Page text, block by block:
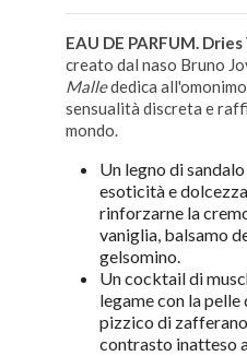
EAU DE PARFUM.
creato dal naso Bruno
Mallededica
sensualità discreta e
mondo.
Un legno di
esoticità e
rinforzarne la
vaniglia, balsamo
gelsomino.
Un cocktail di
legame con la pelle
pizzico di
contrasto inatteso